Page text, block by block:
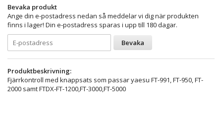
Bevaka produkt
Ange din e-postadress nedan så meddelar vi dig när produkten
finns i lager! Din e-postadress sparas i upp till 180 dagar.
Bevaka
Produktbeskrivning:
Fjärrkontroll med knappsats som passar yaesu FT-991, FT-950, FT-
2000 samt FTDX-FT-1200,FT-3000,FT-5000